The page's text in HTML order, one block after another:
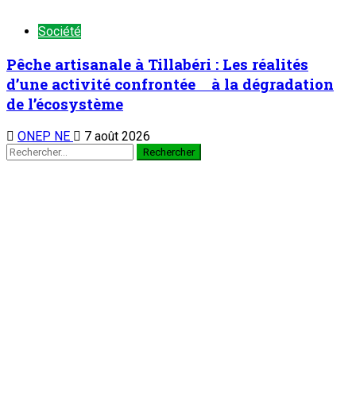
Société
Pêche artisanale à Tillabéri : Les réalités
d’une activité confrontée à la dégradation
de l’écosystème
ONEP NE 7 août 2026